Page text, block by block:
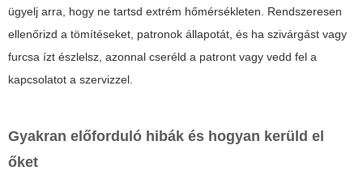
ügyelj arra, hogy ne tartsd extrém hőmérsékleten. Rendszeresen
ellenőrizd a tömítéseket, patronok állapotát, és ha szivárgást vagy
furcsa ízt észlelsz, azonnal cseréld a patront vagy vedd fel a
kapcsolatot a szervizzel.
Gyakran előforduló hibák és hogyan kerüld el
őket